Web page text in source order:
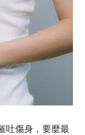
吐傷身，要麼最